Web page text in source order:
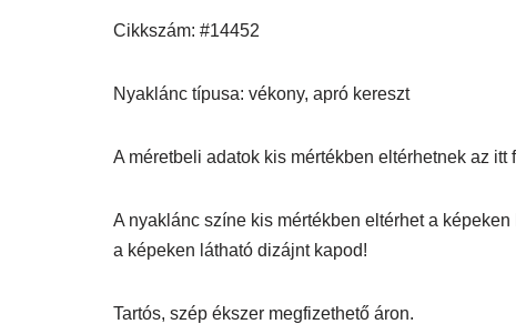
Cikkszám: #14452
Nyaklánc típusa: vékony, apró kereszt
A méretbeli adatok kis mértékben eltérhetnek az itt
A nyaklánc színe kis mértékben eltérhet a
a képeken látható dizájnt kapod!
Tartós, szép ékszer megfizethető áron.